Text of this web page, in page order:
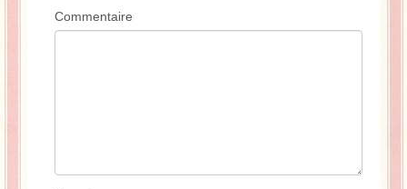
Commentaire